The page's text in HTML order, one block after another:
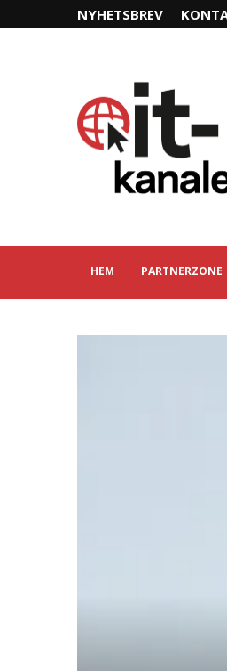
NYHETSBREV
HEM PARTNERZONE